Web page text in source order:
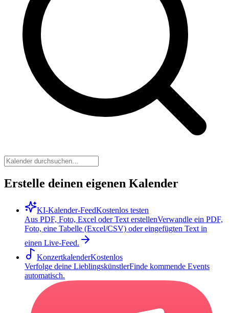
Erstelle deinen eigenen Kalender
KI-Kalender-FeedKostenlos testen
Aus PDF, Foto, Excel oder Text erstellenVerwandle ein PDF,
Foto, eine Tabelle (Excel/CSV) oder eingefügten Text in
einen Live-Feed.
KonzertkalenderKostenlos
Verfolge deine LieblingskünstlerFinde kommende Events
automatisch.